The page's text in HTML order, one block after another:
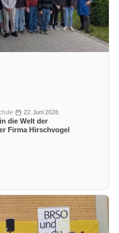
die Welt der
Firma Hirschvogel
Veröffentlichungsdatum
22. Juni 2026